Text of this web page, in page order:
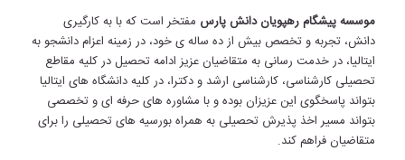
موسسه پیشگام رهپویان دانش پارس مفتخر است که با به کارگیری
دانش، تجربه و تخصص بیش از ده ساله ی خود، در زمینه اعزام دانشجو به
ایتالیا، در خدمت رسانی به متقاضیان عزیز ادامه تحصیل در کلیه مقاطع
تحصیلی کارشناسی، کارشناسی ارشد و دکترا، در کلیه دانشگاه های ایتالیا
بتواند پاسخگوی این عزیزان بوده و با مشاوره های حرفه ای و تخصصی
بتواند مسیر اخذ پذیرش تحصیلی به همراه بورسیه های تحصیلی را برای
متقاضیان فراهم کند.